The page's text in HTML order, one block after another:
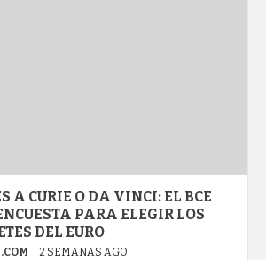
A CURIE O DA VINCI: EL BCE
PARA ELEGIR LOS
DEL EURO
2 SEMANAS AGO